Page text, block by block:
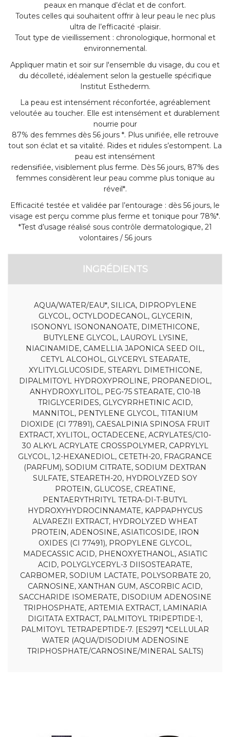
peaux en manque d’éclat et de confort.
Toutes celles qui souhaitent offrir à leur peau le nec plus
ultra de l’efficacité -plaisir.
Tout type de vieillissement : chronologique, hormonal et
environnemental.
Appliquer matin et soir sur l'ensemble du visage, du cou et
du décolleté, idéalement selon la gestuelle spécifique
Institut Esthederm.
La peau est intensément réconfortée, agréablement
veloutée au toucher. Elle est intensément et durablement
nourrie pour
87% des femmes dès 56 jours *. Plus unifiée, elle retrouve
tout son éclat et sa vitalité. Rides et ridules s’estompent. La
peau est intensément
redensifiée, visiblement plus ferme. Dès 56 jours, 87% des
femmes considèrent leur peau comme plus tonique au
réveil*.
Efficacité testée et validée par l’entourage : dès 56 jours, le
visage est perçu comme plus ferme et tonique pour 78%*.
*Test d’usage réalisé sous contrôle dermatologique, 21
volontaires / 56 jours
INGRÉDIENTS
AQUA/WATER/EAU*, SILICA, DIPROPYLENE
GLYCOL, OCTYLDODECANOL, GLYCERIN,
ISONONYL ISONONANOATE, DIMETHICONE,
BUTYLENE GLYCOL, LAUROYL LYSINE,
NIACINAMIDE, CAMELLIA JAPONICA SEED OIL,
CETYL ALCOHOL, GLYCERYL STEARATE,
XYLITYLGLUCOSIDE, STEARYL DIMETHICONE,
DIPALMITOYL HYDROXYPROLINE, PROPANEDIOL,
ANHYDROXYLITOL, PEG-75 STEARATE, C10-18
TRIGLYCERIDES, GLYCYRRHETINIC ACID,
MANNITOL, PENTYLENE GLYCOL, TITANIUM
DIOXIDE (CI 77891), CAESALPINIA SPINOSA FRUIT
EXTRACT, XYLITOL, OCTADECENE, ACRYLATES/C10-
30 ALKYL ACRYLATE CROSSPOLYMER, CAPRYLYL
GLYCOL, 1,2-HEXANEDIOL, CETETH-20, FRAGRANCE
(PARFUM), SODIUM CITRATE, SODIUM DEXTRAN
SULFATE, STEARETH-20, HYDROLYZED SOY
PROTEIN, GLUCOSE, CREATINE,
PENTAERYTHRITYL TETRA-DI-T-BUTYL
HYDROXYHYDROCINNAMATE, KAPPAPHYCUS
ALVAREZII EXTRACT, HYDROLYZED WHEAT
PROTEIN, ADENOSINE, ASIATICOSIDE, IRON
OXIDES (CI 77491), PROPYLENE GLYCOL,
MADECASSIC ACID, PHENOXYETHANOL, ASIATIC
ACID, POLYGLYCERYL-3 DIISOSTEARATE,
CARBOMER, SODIUM LACTATE, POLYSORBATE 20,
CARNOSINE, XANTHAN GUM, ASCORBIC ACID,
SACCHARIDE ISOMERATE, DISODIUM ADENOSINE
TRIPHOSPHATE, ARTEMIA EXTRACT, LAMINARIA
DIGITATA EXTRACT, PALMITOYL TRIPEPTIDE-1,
PALMITOYL TETRAPEPTIDE-7. [ES297] *CELLULAR
WATER (AQUA/DISODIUM ADENOSINE
TRIPHOSPHATE/CARNOSINE/MINERAL SALTS)